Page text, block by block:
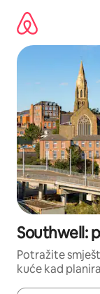
sadržaj
Southwell:
Potražite
kuće kad